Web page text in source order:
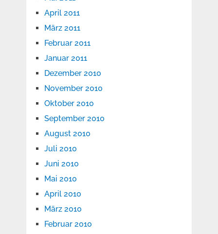
April 2011
März 2011
Februar 2011
Januar 2011
Dezember 2010
November 2010
Oktober 2010
September 2010
August 2010
Juli 2010
Juni 2010
Mai 2010
April 2010
März 2010
Februar 2010